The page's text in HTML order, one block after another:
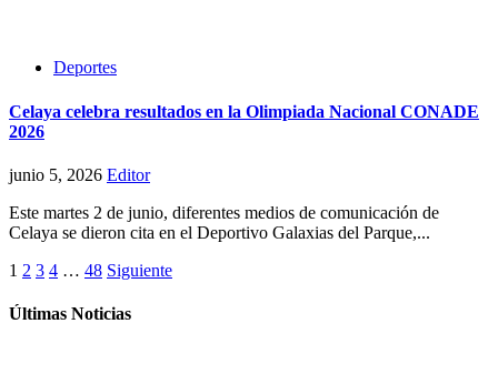
Deportes
Celaya celebra resultados en la Olimpiada Nacional CONADE
2026
junio 5, 2026 Editor
Este martes 2 de junio, diferentes medios de comunicación de
Celaya se dieron cita en el Deportivo Galaxias del Parque,...
Paginación
de
1 2 3 4 … 48 Siguiente
Últimas Noticias